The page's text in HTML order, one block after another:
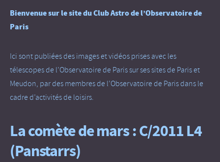
Bienvenue sur le site du Club Astro de l’Observatoire de
Paris
Ici sont publiées des images et vidéos prises avec les
télescopes de l’Observatoire de Paris sur ses sites de Paris et
Meudon, par des membres de l’Observatoire de Paris dans le
cadre d’activités de loisirs.
La comète de mars : C/2011 L4
(Panstarrs)